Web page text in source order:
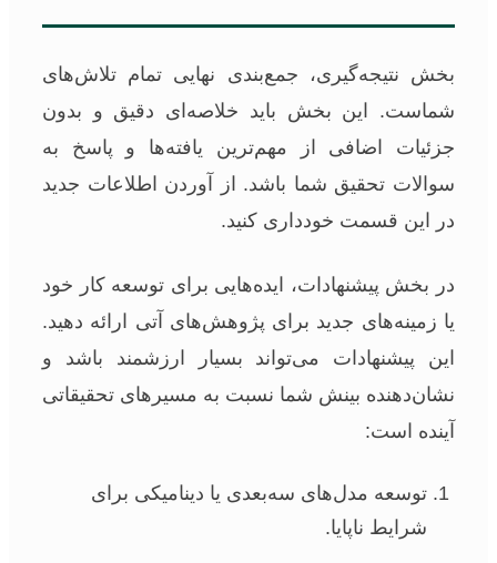
بخش نتیجه‌گیری، جمع‌بندی نهایی تمام تلاش‌های
شماست. این بخش باید خلاصه‌ای دقیق و بدون
جزئیات اضافی از مهم‌ترین یافته‌ها و پاسخ به
سوالات تحقیق شما باشد. از آوردن اطلاعات جدید
در این قسمت خودداری کنید.
در بخش پیشنهادات، ایده‌هایی برای توسعه کار خود
یا زمینه‌های جدید برای پژوهش‌های آتی ارائه دهید.
این پیشنهادات می‌تواند بسیار ارزشمند باشد و
نشان‌دهنده بینش شما نسبت به مسیرهای تحقیقاتی
آینده است:
توسعه مدل‌های سه‌بعدی یا دینامیکی برای
شرایط ناپایا.